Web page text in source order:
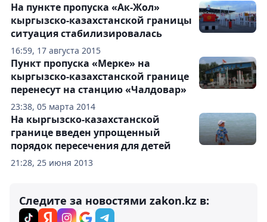
16:59, 17 августа 2015
На пункте пропуска «Ак-Жол»
кыргызско-казахстанской границы
ситуация стабилизировалась
23:38, 05 марта 2014
Пункт пропуска «Мерке» на
кыргызско-казахстанской границе
перенесут на станцию «Чалдовар»
21:28, 25 июня 2013
На кыргызско-казахстанской
границе введен упрощенный
порядок пересечения для детей
Следите за новостями zakon.kz в: